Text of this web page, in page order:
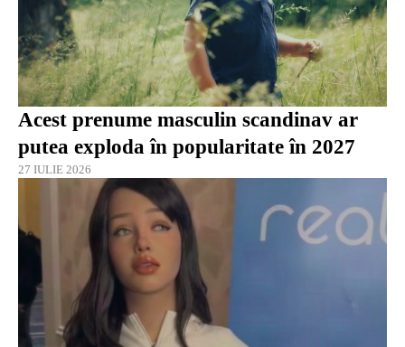
Acest prenume masculin scandinav ar
putea exploda în popularitate în 2027
27 IULIE 2026